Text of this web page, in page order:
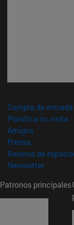
Compra de
Planifica tu visita
Amigos(abre en
Prensa
Reserva de
Newsletter(abre en
Patronos principales